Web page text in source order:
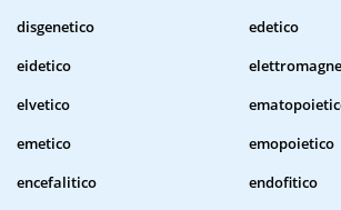
disgenetico
edetico
eidetico
elvetico
emetico
emopoietico
encefalitico
endofitico